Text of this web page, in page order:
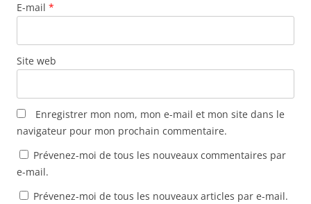
E-mail *
Site web
Enregistrer mon nom, mon e-mail et mon site dans le
navigateur pour mon prochain commentaire.
Prévenez-moi de tous les nouveaux commentaires par
e-mail.
Prévenez-moi de tous les nouveaux articles par e-mail.